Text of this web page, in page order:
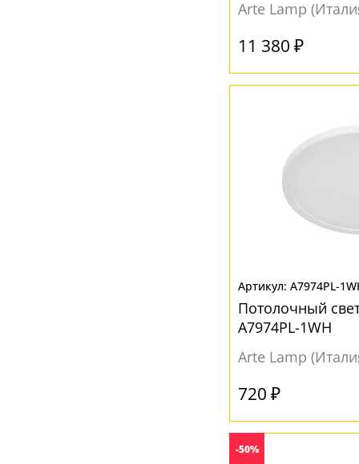
Arte Lamp
11 380 ₽
A7974PL-
Потолочный
A7974PL-1WH
Arte Lamp
720 ₽
-50%